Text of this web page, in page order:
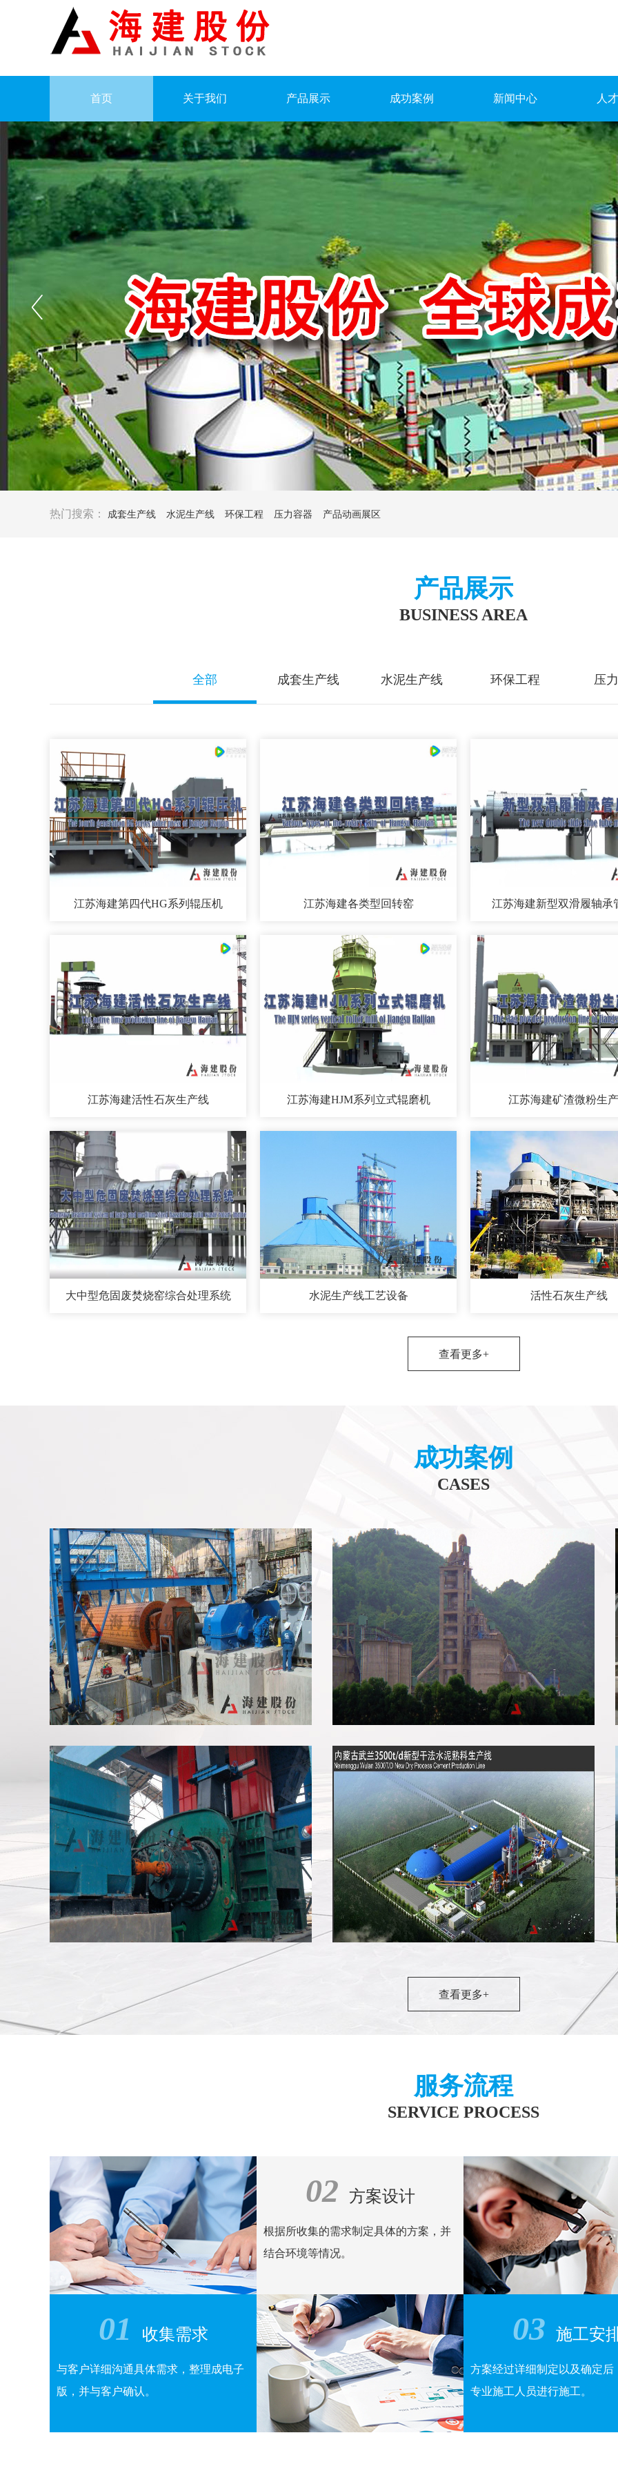
首页 关于我们 产品展示 成功案例 新闻中心 人
热门搜索： 成套生产线 水泥生产线 环保工程 压力容器 产品动画展区
产品展示
BUSINESS AREA
全部 成套生产线 水泥生产线 环保工程 压
江苏海建第四代HG系列辊压机 江苏海建各类型回转窑 江苏海建新型双滑履轴承
江苏海建活性石灰生产线 江苏海建HJM系列立式辊磨机 江苏海建矿渣微粉生
大中型危固废焚烧窑综合处理系统 水泥生产线工艺设备 活性石灰生产线
查看更多+
成功案例
CASES
哥伦比亚磨机项目 越南富新生产线
内蒙古武兰3500t/d新型干法水泥熟料生产
线
查看更多+
服务流程
SERVICE PROCESS
01 收集需求
与客户详细沟通具体需求，整理成电子
版，并与客户确认。
02 方案设计
根据所收集的需求制定具体的方案，并
结合环境等情况。
03 施工安
方案经过详细制定以及确定后
专业施工人员进行施工。